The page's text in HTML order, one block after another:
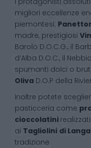
migliori eccellenze
piemontesi:
madre, prestigiosi
Barolo D.O.C.G., il
d’Alba D.O.C., il
spumanti dolci o
Oliva D.O.P della
Inoltre potete
pasticceria come
cioccolatini realizzati
ai Tagliolini di Langa
tradizione